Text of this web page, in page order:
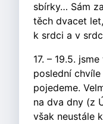
sbírky… Sám
těch dvacet
k srdci a v
17. – 19.5.
poslední
pojedeme.
na dva dny (z
však neustále